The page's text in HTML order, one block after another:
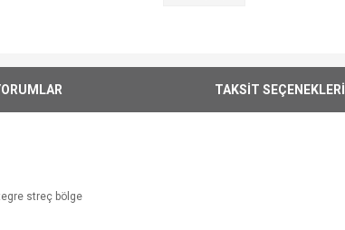
TAKSİT SEÇENEKLERİ
streç bölge